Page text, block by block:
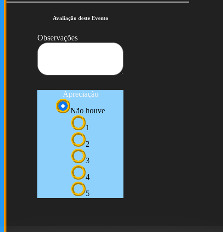
Avaliação deste Evento
Observações
Apreciação
Não houve
1
2
3
4
5